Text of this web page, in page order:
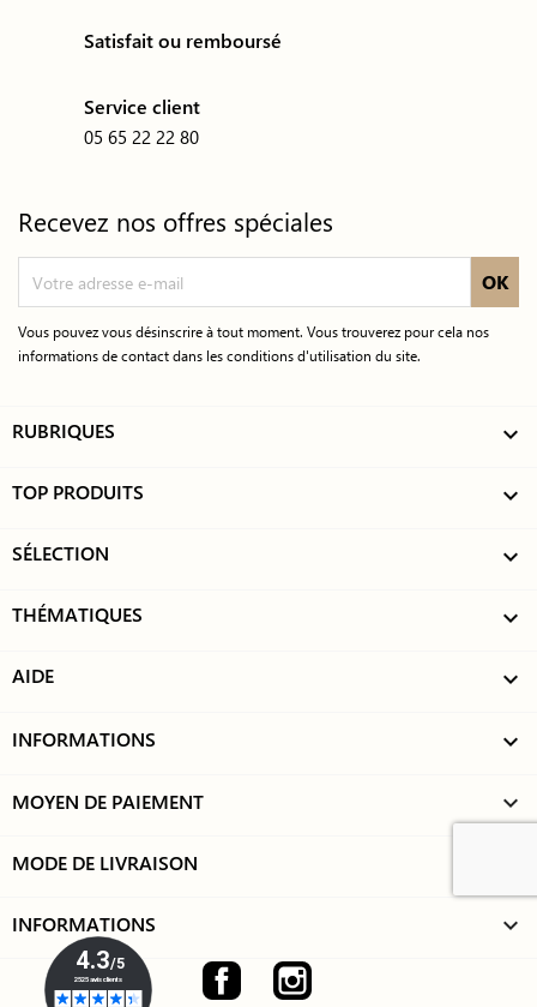
Satisfait ou remboursé
Service client
05 65 22 22 80
Recevez nos offres spéciales
Vous pouvez vous désinscrire à tout moment. Vous trouverez pour cela nos
informations de contact dans les conditions d'utilisation du site.
RUBRIQUES 
TOP PRODUITS 
SÉLECTION 
THÉMATIQUES 
AIDE 
INFORMATIONS 
MOYEN DE PAIEMENT keyboard_arrow_down
MODE DE LIVRAISON
INFORMATIONS keyboard_arrow_down
Facebook